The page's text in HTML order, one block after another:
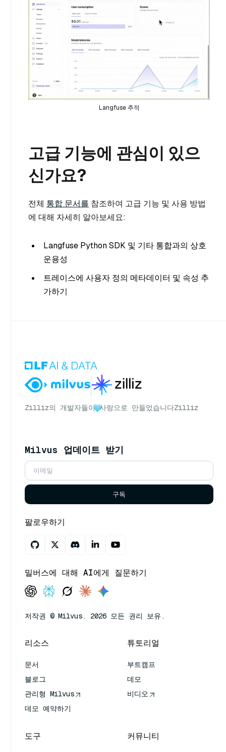
Langfuse 추적
고급 기능에 관심이 있으
신가요?
전체 통합 문서를 참조하여 고급 기능 및 사용 방법
에 대해 자세히 알아보세요:
Langfuse Python SDK 및 기타 통합과의 상호
운용성
트레이스에 사용자 정의 메타데이터 및 속성 추
가하기
Zilliz의 개발자들이 사랑으로 만들었습니다Zilliz
Milvus 업데이트 받기
구독
팔로우하기
밀버스에 대해 AI에게 질문하기
저작권 © Milvus. 2026 모든 권리 보유.
리소스
문서
블로그
관리형 Milvus
데모 예약하기
튜토리얼
부트캠프
데모
비디오
도구 커뮤니티